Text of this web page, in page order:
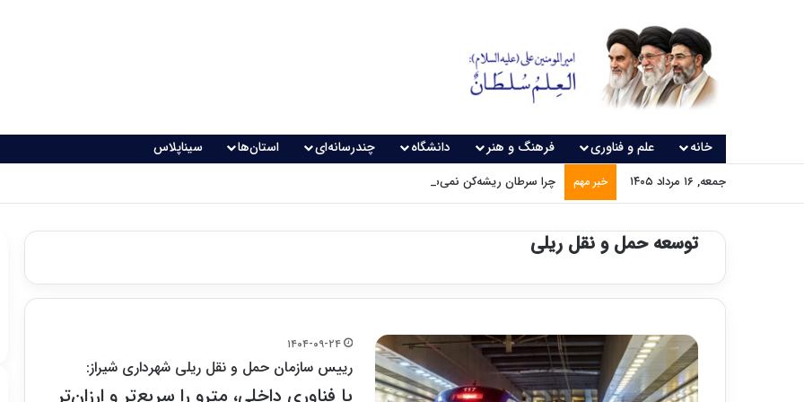
خانه علم و فناوری فرهنگ و هنر دانشگاه چندرسانه‌ای استان‌ها سیناپلاس
جمعه, ۱۶ مرداد ۱۴۰۵ خبر مهم چرا سرطان ریشه‌کن نمی‌شود؟
توسعه حمل و نقل ریلی
۱۴۰۴-۰۹-۲۴
رییس سازمان حمل و نقل ریلی شهرداری شیراز:
با فناوری داخلی، مترو را سریع‌تر و ارزان‌تر